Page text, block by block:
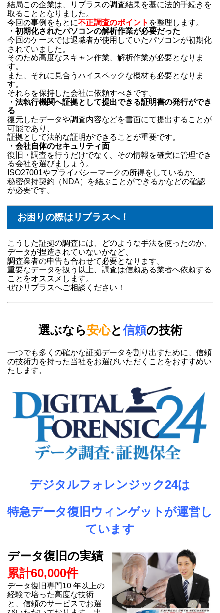
結局この企業は、リプラスの調査結果を基に法的手続きを
取ることとなりました。
今回の事例をもとに不正調査のポイント を整理します。
・初期化されたパソコンの解析作業が必要だった
今回のケースでは退職者が使用していたパソコンが初期化
されていました。
そのため高度なスキャン作業、解析作業が必要となりま
す。
また、それに見合うハイスペックな機材も必要となりま
す。
それらを保持した会社に依頼すべきです。
・法執行機関へ証拠として提出できる証明書の発行ができ
る
復元したデータや調査内容などを書面にて提出することが
可能であり、
証拠として法的な証明ができることが重要です。
・会社自体のセキュリティ面
復旧・調査を行うだけでなく、その情報を確実に管理でき
る会社を選びましょう。
ISO27001やプライバシーマークの所得をしているか、
秘密保持契約（NDA）を結ぶことができるかなどの確認
が必要です。
お困りの際はリプラスへ！
こうした証拠の調査には、どのような手法を使ったのか、
データが捏造されていないかなど、
調査業者の申告も合わせて必要となります。
重要なデータを扱う以上、調査は信頼ある業者へ依頼する
ことをオススメします。
ぜひリプラスへご相談ください！
選ぶなら安心と信頼の技術
一つでも多くの確かな証拠データを割り出すために、信頼
の技術力を持った当社をお選びいただくことをおすすめい
たします。
デジタルフォレンジック24は
特急データ復旧ウィンゲットが運営し
ています
データ復旧の実績
累計60,000件
データ復旧専門10 年以上の
経験で培った高度な技術
と、信頼のサービスでお選